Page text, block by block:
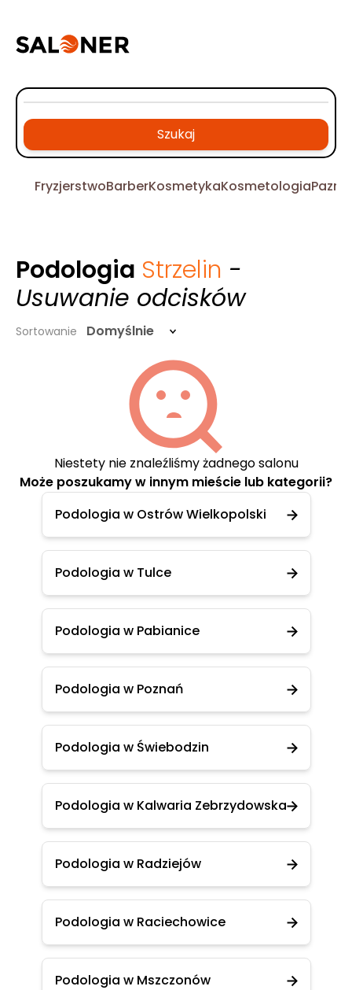
Szukaj
FryzjerstwoBarberKosmetykaKosmetologia
Podologia Strzelin -
Usuwanie odcisków
Sortowanie Domyślnie
Niestety nie znaleźliśmy żadnego salonu
Może poszukamy w innym mieście lub kategorii?
Podologia w Ostrów Wielkopolski
Podologia w Tulce
Podologia w Pabianice
Podologia w Poznań
Podologia w Świebodzin
Podologia w Kalwaria Zebrzydowska
Podologia w Radziejów
Podologia w Raciechowice
Podologia w Mszczonów